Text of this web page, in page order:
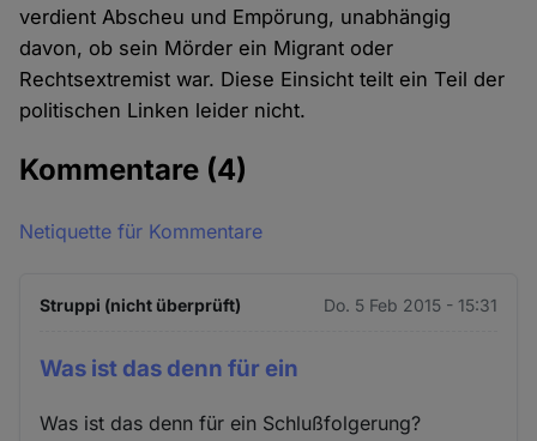
verdient Abscheu und Empörung, unabhängig
davon, ob sein Mörder ein Migrant oder
Rechtsextremist war. Diese Einsicht teilt ein Teil der
politischen Linken leider nicht.
Kommentare (4)
Netiquette für Kommentare
Struppi (nicht überprüft) Do. 5 Feb 2015 - 15:31
Was ist das denn für ein
Was ist das denn für ein Schlußfolgerung?